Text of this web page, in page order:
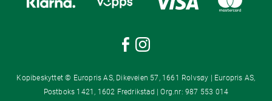
Kopibeskyttet © Europris AS, Dikeveien 57, 1661 Rolvsøy | Europris AS,
Postboks 1421, 1602 Fredrikstad | Org.nr: 987 553 014